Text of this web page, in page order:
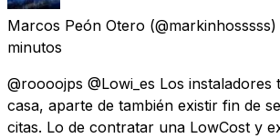
Marcos Peón Otero
minutos
@roooojps @Lowi_es Los
casa, aparte de también existir fin de
citas. Lo de contratar una LowCost y